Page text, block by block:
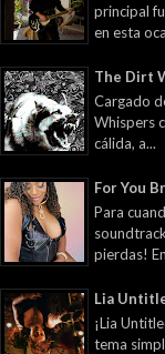
principal
en esta
The Dirt
Cargado
Whispers
cálida, a...
For You
Para
pierdas!
Lia
¡Lia
tema